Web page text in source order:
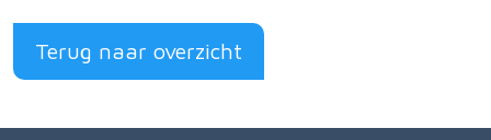
Terug naar overzicht